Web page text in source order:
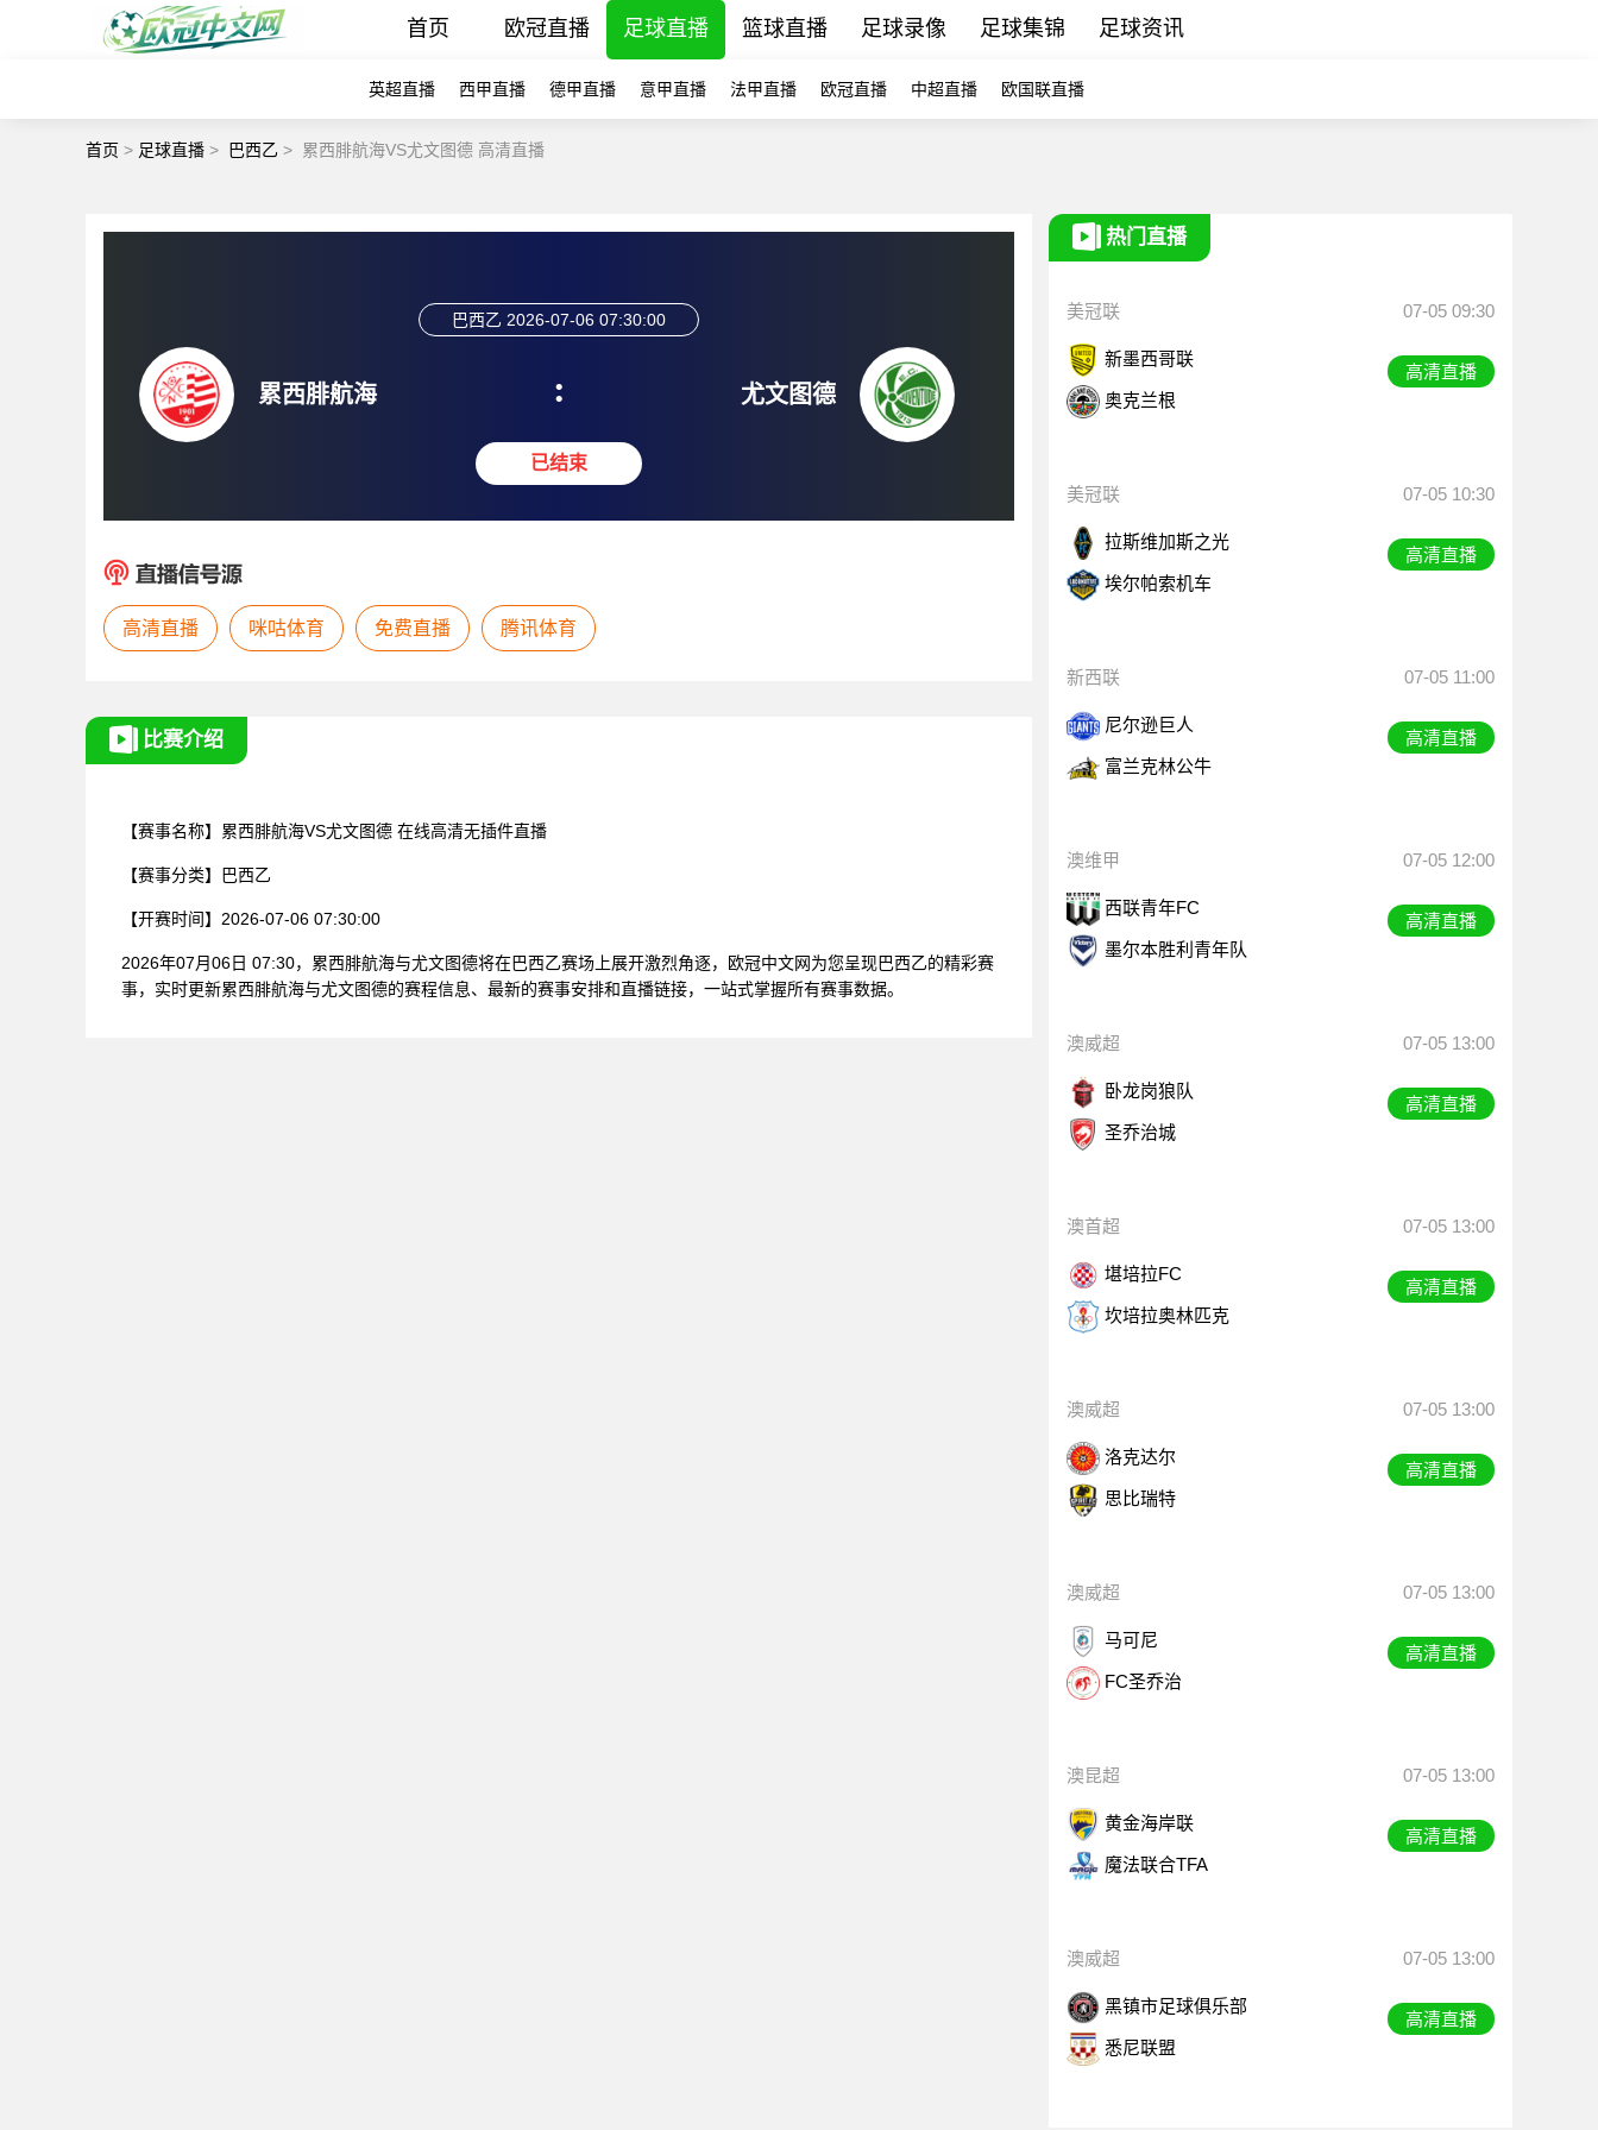
首页 欧冠直播 足球直播 篮球直播 足球录像 足球集锦 足球资讯
英超直播 西甲直播 德甲直播 意甲直播 法甲直播 欧冠直播 中超直播 欧国联直播
首页 > 足球直播 > 巴西乙 > 累西腓航海VS尤文图德 高清直播
累西腓航海
巴西乙 2026-07-06 07:30:00
:
已结束
尤文图德
高清直播 咪咕体育 免费直播 腾讯体育
比赛介绍
【赛事名称】 累西腓航海VS尤文图德 在线高清无插件直播
【赛事分类】 巴西乙
【开赛时间】 2026-07-06 07:30:00
2026年07月06日 07:30，累西腓航海与尤文图德将在巴西乙赛场上展开激烈角逐，欧冠中文网为您呈现巴西乙的精彩赛
事，实时更新累西腓航海与尤文图德的赛程信息、最新的赛事安排和直播链接，一站式掌握所有赛事数据。
热门直播
美冠联 07-05 09:30
新墨西哥联
奥克兰根
高清直播
美冠联 07-05 10:30
拉斯维加斯之光
埃尔帕索机车
高清直播
新西联 07-05 11:00
尼尔逊巨人
富兰克林公牛
高清直播
澳维甲 07-05 12:00
西联青年FC
墨尔本胜利青年队
高清直播
澳威超 07-05 13:00
卧龙岗狼队
圣乔治城
高清直播
澳首超 07-05 13:00
堪培拉FC
坎培拉奥林匹克
高清直播
澳威超 07-05 13:00
洛克达尔
思比瑞特
高清直播
澳威超 07-05 13:00
马可尼
FC圣乔治
高清直播
澳昆超 07-05 13:00
黄金海岸联
魔法联合TFA
高清直播
澳威超 07-05 13:00
黑镇市足球俱乐部
悉尼联盟
高清直播